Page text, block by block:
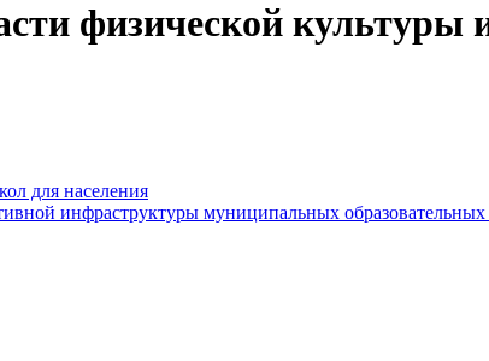
физической культуры
для населения
инфраструктуры муниципальных